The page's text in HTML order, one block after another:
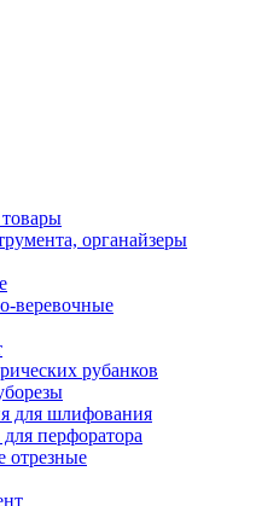
органайзеры
веревочные
рубанков
для шлифования
перфоратора
отрезные